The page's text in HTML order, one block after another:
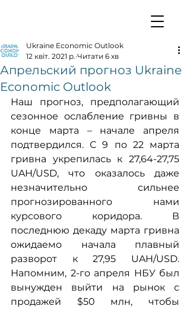
Апрельский прогноз Ukraine
Economic Outlook
Ukraine Economic Outlook
12 квіт. 2021 р. Читати 6 хв
Наш прогноз, предполагающий
сезонное ослабление гривны в
конце марта – начале апреля
подтвердился. С 9 по 22 марта
гривна укрепилась к 27,64-27,75
UAH/USD, что оказалось даже
незначительно сильнее
прогнозированного нами
курсового коридора. В
последнюю декаду марта гривна
ожидаемо начала плавный
разворот к 27,95 UAH/USD.
Напомним, 2-го апреля НБУ был
вынужден выйти на рынок с
продажей $50 млн, чтобы